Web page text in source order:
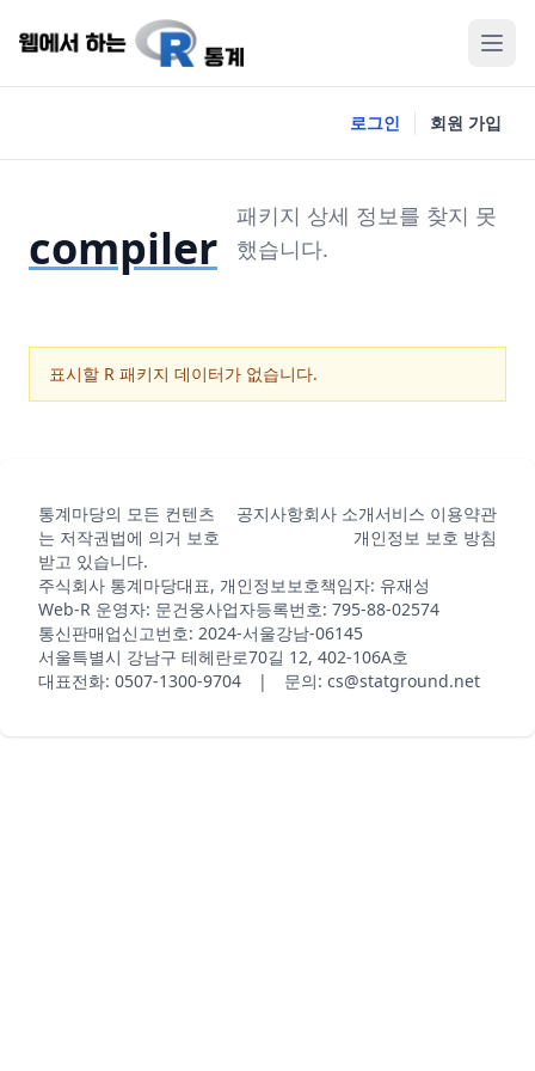
로그인 회원 가입
compiler
패키지 상세 정보를 찾지 못
했습니다.
표시할 R 패키지 데이터가 없습니다.
통계마당의 모든 컨텐츠
는 저작권법에 의거 보호
받고 있습니다.
공지사항회사 소개서비스 이용약관
개인정보 보호 방침
주식회사 통계마당대표, 개인정보보호책임자: 유재성
Web-R 운영자: 문건웅사업자등록번호: 795-88-02574
통신판매업신고번호: 2024-서울강남-06145
서울특별시 강남구 테헤란로70길 12, 402-106A호
대표전화: 0507-1300-9704 | 문의: cs@statground.net